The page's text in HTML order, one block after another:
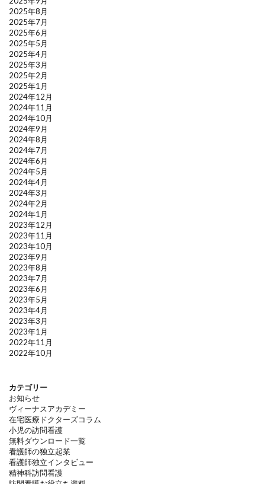
2025年8月
2025年7月
2025年6月
2025年5月
2025年4月
2025年3月
2025年2月
2025年1月
2024年12月
2024年11月
2024年10月
2024年9月
2024年8月
2024年7月
2024年6月
2024年5月
2024年4月
2024年3月
2024年2月
2024年1月
2023年12月
2023年11月
2023年10月
2023年9月
2023年8月
2023年7月
2023年6月
2023年5月
2023年4月
2023年3月
2023年1月
2022年11月
2022年10月
カテゴリー
お知らせ
ヴィーナスアカデミー
在宅医療ドクターズコラム
小児の訪問看護
無料ダウンロード一覧
看護師の独立起業
看護師独立インタビュー
精神科訪問看護